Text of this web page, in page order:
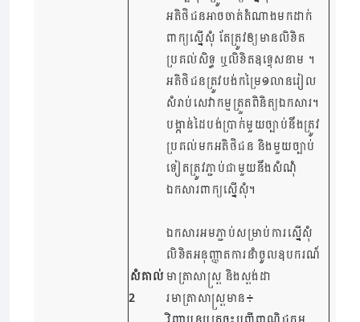
សំគាល់
2
អតិថិជនអាចចាត់តំណាងមកដាក់
ពាក្យស្នើសុំ តែត្រូវឲ្យមានលិខិត
ប្រគល់សិទ្ធ ឬលិខិតឧទ្ទេសនាម ។
អតិថិជនត្រូវបង់កម្រៃ១លានរៀល
សំរាប់សេវាកម្មត្រួតពិនិត្យឯកសារ។
បង្កាន់ដៃបង់ប្រាក់មួយច្បាប់នឹងត្រូវ
ប្រគល់មកអតិថិជន​ និងមួយច្បាប់
ទៀតត្រូវភ្ជាប់ជាមួយនឹងសំណុំ
ឯកសារពាក្យស្នើសុំ។
ឯកសារអមភ្ជាប់សម្រាប់ការស្នើសុំ
លិខិតអនុញ្ញាតការនាំចូលឧបករណ៏
មាត្រាសាស្រ្ត និងស្តង់ដា
រមាត្រាសាស្រ្តមាន៖